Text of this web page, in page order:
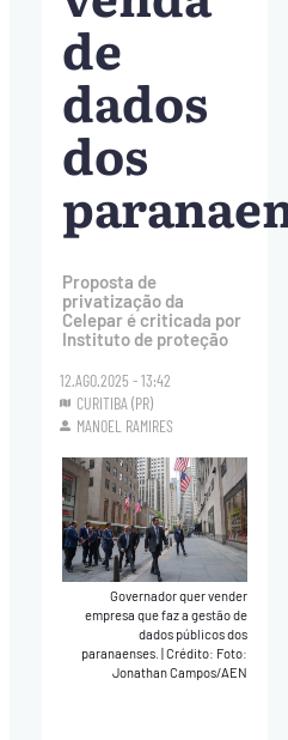
de
dados
dos
Proposta de
privatização da
Celepar é criticada por
Instituto de proteção
12.AGO.2025 - 13:42
CURITIBA (PR)
MANOEL RAMIRES
Governador quer vender
empresa que faz a gestão de
dados públicos dos
paranaenses.|Crédito: Foto:
Jonathan Campos/AEN